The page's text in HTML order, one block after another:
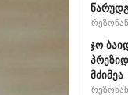
ჯო
მძიმეა